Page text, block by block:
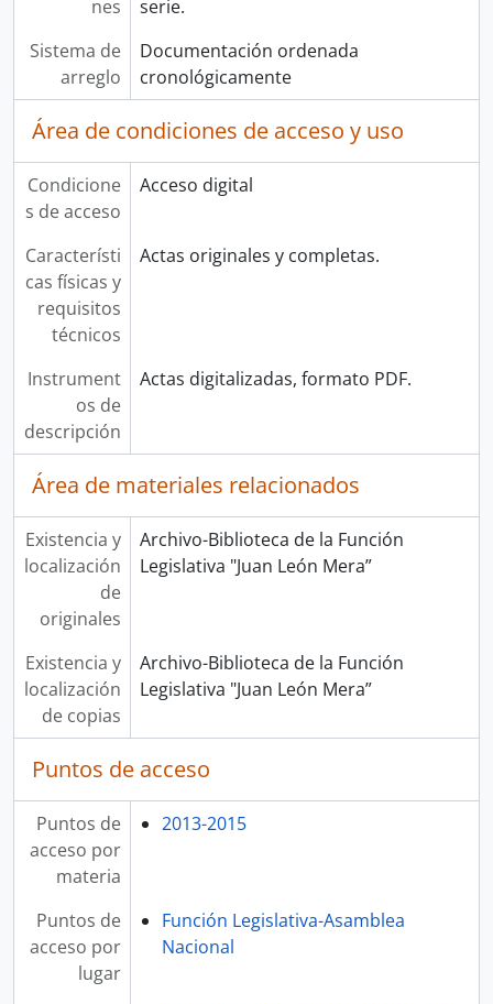
nes
serie.
Sistema de
arreglo
Documentación ordenada
cronológicamente
Área de condiciones de acceso y uso
Condicione
s de acceso
Acceso digital
Característi
cas físicas y
requisitos
técnicos
Actas originales y completas.
Instrument
os de
descripción
Actas digitalizadas, formato PDF.
Área de materiales relacionados
Existencia y
localización
de
originales
Archivo-Biblioteca de la Función
Legislativa "Juan León Mera”
Existencia y
localización
de copias
Archivo-Biblioteca de la Función
Legislativa "Juan León Mera”
Puntos de acceso
Puntos de
acceso por
materia
2013-2015
Puntos de
acceso por
lugar
Función Legislativa-Asamblea
Nacional